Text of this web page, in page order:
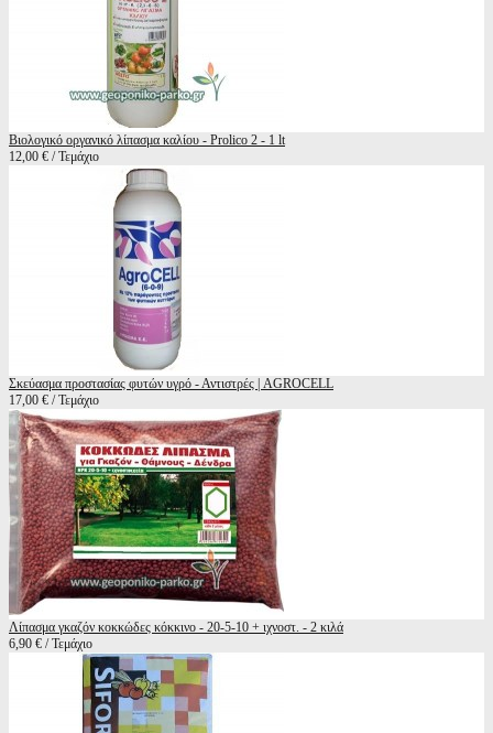
Βιολογικό οργανικό λίπασμα καλίου - Prolico 2 - 1 lt
12,00 € / Τεμάχιο
Σκεύασμα προστασίας φυτών υγρό - Αντιστρές | AGROCELL
17,00 € / Τεμάχιο
Λίπασμα γκαζόν κοκκώδες κόκκινο - 20-5-10 + ιχνοστ. - 2 κιλά
6,90 € / Τεμάχιο